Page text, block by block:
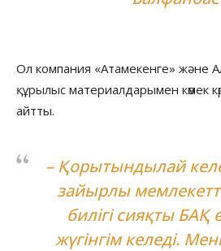
Ол компания «Атамекенге» және
құрылыс материалдарымен көмек
айтты.
– Қорытындылай
зайырлы
билігі сияқты БАҚ
жүгінгім келеді.